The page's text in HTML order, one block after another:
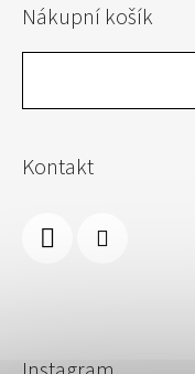
Nákupní košík
Kontakt